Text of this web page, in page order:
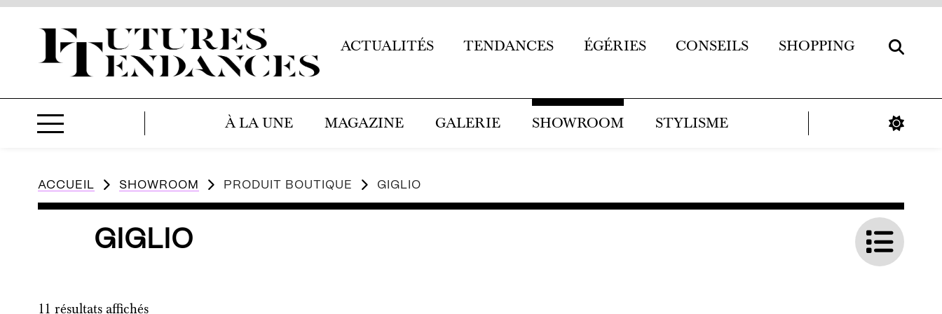
ACTUALITÉS TENDANCES ÉGÉRIES CONSEILS SHOPPING
À LA UNE MAGAZINE GALERIE SHOWROOM STYLISME
ACCUEIL SHOWROOM PRODUIT BOUTIQUE GIGLIO
GIGLIO
11 résultats affichés